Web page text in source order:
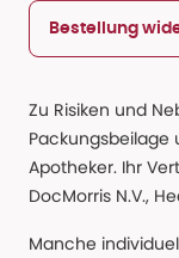
Bestellung
Zu Risiken und
Packungsbeilage
Apotheker. Ihr
DocMorris N.V.,
Manche